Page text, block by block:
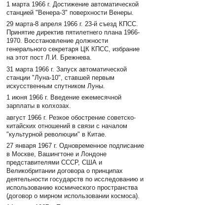
1 марта 1966 г. Достижение автоматической
станцией "Венера-3" поверхности Венеры.
29 марта-8 апреля 1966 г. 23-й съезд КПСС.
Принятие директив пятилетнего плана 1966-
1970. Восстановление должности
генерального секретаря ЦК КПСС, избрание
на этот пост Л.И. Брежнева.
31 марта 1966 г. Запуск автоматической
станции "Луна-10", ставшей первым
искусственным спутником Луны.
1 июня 1966 г. Введение ежемесячной
зарплаты в колхозах.
август 1966 г. Резкое обострение советско-
китайских отношений в связи с началом
"культурной революции" в Китае.
27 января 1967 г. Одновременное подписание
в Москве, Вашингтоне и Лондоне
представителями СССР, США и
Великобритании договора о принципах
деятельности государств по исследованию и
использованию космического пространства
(договор о мирном использовании космоса).